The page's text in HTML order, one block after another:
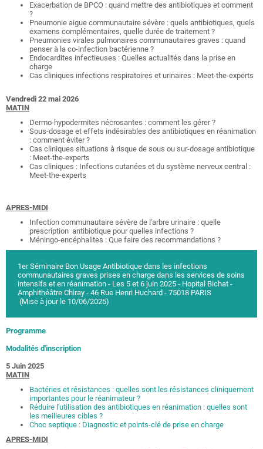
Exacerbation de BPCO : quand mettre des antibiotiques et comment
?
Pneumonie aigue communautaire sévère : quels antibiotiques, quels
examens complémentaires, quelle durée de traitement ?
Pneumonies virales pulmonaires communautaires graves : quand
penser à la co-infection bactérienne ?
Endocardites infectieuses : Quelles actualités dans la prise en
charge
Cas cliniques infections respiratoires et urinaires : Meet-the-experts
Vendredi 22 mai 2026
MATIN
Dermo-hypodermites nécrosantes : comment les gérer ?
Sous-dosage et effets indésirables des antibiotiques en réanimation
: comment éviter ?
Cas cliniques situations à risque de sous ou sur-dosage antibiotique
: Meet-the-experts
Cas cliniques : Infections cutanées et du système nerveux central :
Meet-the-experts
APRES-MIDI
Infection communautaire sévère de l'arbre urinaire : quelle
prescription antibiotique pour quelles infections ?
Méningo-encéphalites : Que faire des recommandations ?
1er Séminaire Bon Usage Antibiotique dans les infections
communautaires graves prises en charge dans les services de soins
intensifs et en réanimation - Les 5 et 6 juin 2025 - Hopital Bichat -
Amphithéâtre Chiray - 46 Rue Henri Huchard - 75018 PARIS
(Mise à jour le 10/06/2025)
Programme
Modalités d'inscription
5 Juin 2025
MATIN
Bactéries et résistances : quelles sont les résistances cliniquement
importantes pour le réanimateur ?
Réduire l'utilisation des antibiotiques en réanimation : quelles sont
les meilleures cibles ?
Choc septique : Diagnostic et points-clé de prise en charge
APRES-MIDI